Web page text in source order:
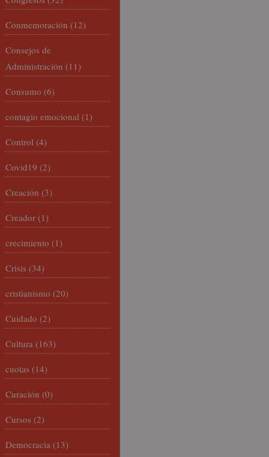
Conmemoración (12)
Consejos de
Administración (11)
Consumo (6)
contagio emocional (1)
Control (4)
Covid19 (2)
Creación (3)
Creador (1)
crecimiento (1)
Crisis (34)
cristianismo (20)
Cuidado (2)
Cultura (163)
cuotas (14)
Curación (0)
Cursos (2)
Democracia (13)